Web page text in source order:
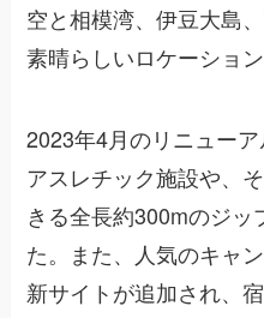
空と相模湾、伊豆大島
素晴らしいロケーション
2023年4月のリニュー
アスレチック施設や、
きる全長約300mのジッ
た。また、人気のキャ
新サイトが追加され、